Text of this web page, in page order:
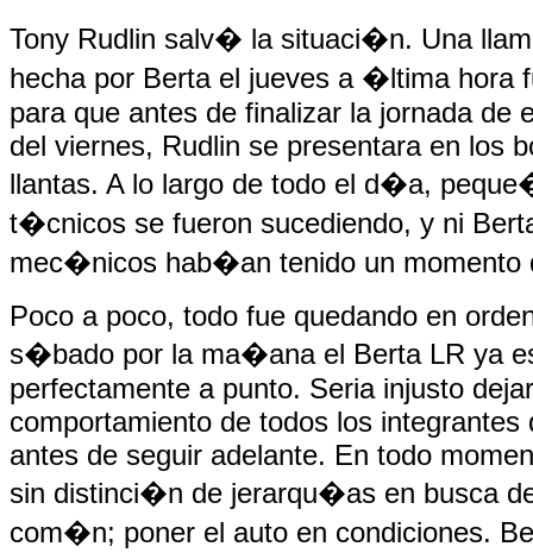
Tony Rudlin salv� la situaci�n. Una
hecha por Berta el jueves a �ltima hora
para que antes de finalizar la jornada de
del viernes, Rudlin se presentara en los
llantas. A lo largo de todo el d�a,
t�cnicos se fueron sucediendo, y ni
mec�nicos hab�an tenido un momento
Poco a poco, todo fue quedando en
s�bado por la ma�ana el Berta LR ya
perfectamente a punto. Seria injusto
comportamiento de todos los integrantes
antes de seguir adelante. En todo
sin distinci�n de jerarqu�as en busca
com�n; poner el auto en condiciones.